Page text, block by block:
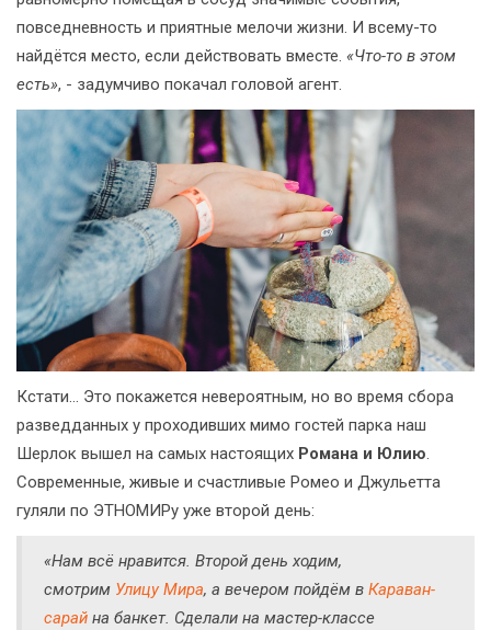
повседневность и приятные мелочи жизни. И всему-то
найдётся место, если действовать вместе. «Что-то в этом
есть», - задумчиво покачал головой агент.
Кстати... Это покажется невероятным, но во время сбора
разведданных у проходивших мимо гостей парка наш
Шерлок вышел на самых настоящих Романа и Юлию.
Современные, живые и счастливые Ромео и Джульетта
гуляли по ЭТНОМИРу уже второй день:
«Нам всё нравится. Второй день ходим,
смотрим Улицу Мира, а вечером пойдём в Караван-
сарай на банкет. Сделали на мастер-классе